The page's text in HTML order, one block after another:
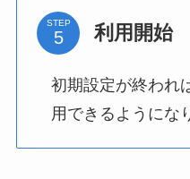
STEP 利用開始
初期設定が終われ
用できるようにな